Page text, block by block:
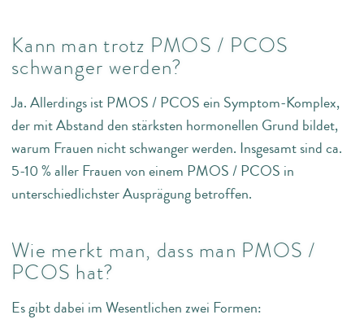
Kann man trotz PMOS / PCOS
schwanger werden?
Ja. Allerdings ist PMOS / PCOS ein Symptom-Komplex,
der mit Abstand den stärksten hormonellen Grund bildet,
warum Frauen nicht schwanger werden. Insgesamt sind ca.
5-10 % aller Frauen von einem PMOS / PCOS in
unterschiedlichster Ausprägung betroffen.
Wie merkt man, dass man PMOS /
PCOS hat?
Es gibt dabei im Wesentlichen zwei Formen: